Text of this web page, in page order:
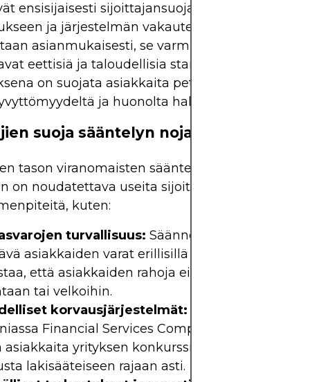
ensisijaisesti sijoittajansuojaan, markkinoiden
ja järjestelmän vakauteen. Kun sääntelyä
asianmukaisesti, se varmistaa, että välittäjät
eettisiä ja taloudellisia standardeja, joiden
on suojata asiakkaita petoksilta,
ja huonolta hallinnolta.
suoja sääntelyn nojalla
tason viranomaisten sääntelemien
on noudatettava useita sijoittajia hyödyttäviä
kuten:
turvallisuus: Säänneltyjen välittäjien
asiakkaiden varat erillisillä tileillä. Tämä
että asiakkaiden rahoja ei käytetä välittäjän
tai velkoihin.
korvausjärjestelmät:
Financial Services Compensation Scheme
asiakkaita yrityksen konkurssin sattuessa
lakisääteiseen rajaan asti.